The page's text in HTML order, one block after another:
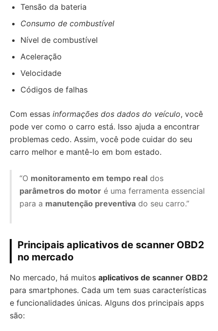
Tensão da bateria
Consumo de combustível
Nível de combustível
Aceleração
Velocidade
Códigos de falhas
Com essas informações dos dados do veículo, você
pode ver como o carro está. Isso ajuda a encontrar
problemas cedo. Assim, você pode cuidar do seu
carro melhor e mantê-lo em bom estado.
“O monitoramento em tempo real dos
parâmetros do motor é uma ferramenta essencial
para a manutenção preventiva do seu carro.”
Principais aplicativos de scanner OBD2
no mercado
No mercado, há muitos aplicativos de scanner OBD2
para smartphones. Cada um tem suas características
e funcionalidades únicas. Alguns dos principais apps
são: